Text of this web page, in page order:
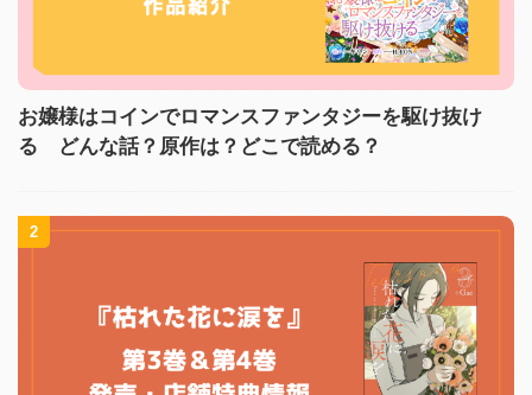
お嬢様はコインでロマンスファンタジーを駆け抜け
る どんな話？原作は？どこで読める？
2